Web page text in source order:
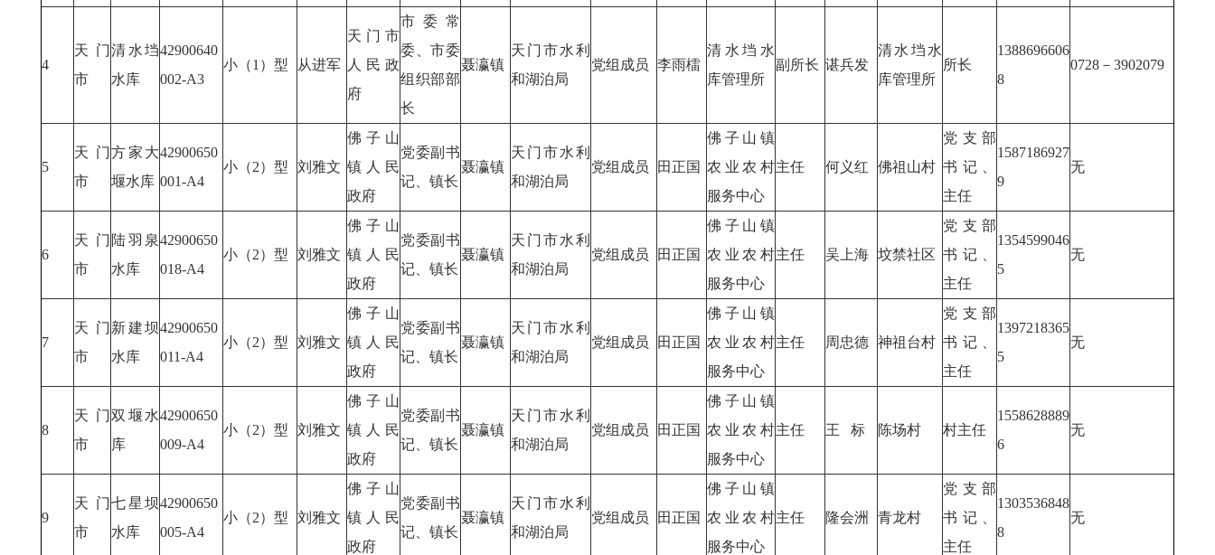
4
天门
市
清水垱
水库
42900640
002-A3
小（1）型 从进军
天门市
人民政
府
市委常
委、市委
组织部部
长
聂瀛镇
天门市水利
和湖泊局
党组成员 李雨檑
清水垱水
库管理所
副所长 谌兵发
清水垱水
库管理所
所长
1388696606
8
0728－3902079
5
天门
市
方家大
堰水库
42900650
001-A4
小（2）型 刘雅文
佛子山
镇人民
政府
党委副书
记、镇长
聂瀛镇
天门市水利
和湖泊局
党组成员 田正国
佛子山镇
农业农村
服务中心
主任 何义红 佛祖山村
党支部
书记、
主任
1587186927
9
无
6
天门
市
陆羽泉
水库
42900650
018-A4
小（2）型 刘雅文
佛子山
镇人民
政府
党委副书
记、镇长
聂瀛镇
天门市水利
和湖泊局
党组成员 田正国
佛子山镇
农业农村
服务中心
主任 吴上海 坟禁社区
党支部
书记、
主任
1354599046
5
无
7
天门
市
新建坝
水库
42900650
011-A4
小（2）型 刘雅文
佛子山
镇人民
政府
党委副书
记、镇长
聂瀛镇
天门市水利
和湖泊局
党组成员 田正国
佛子山镇
农业农村
服务中心
主任 周忠德 神祖台村
党支部
书记、
主任
1397218365
5
无
8
天门
市
双堰水
库
42900650
009-A4
小（2）型 刘雅文
佛子山
镇人民
政府
党委副书
记、镇长
聂瀛镇
天门市水利
和湖泊局
党组成员 田正国
佛子山镇
农业农村
服务中心
主任 王 标 陈场村 村主任
1558628889
6
无
9
天门
市
七星坝
水库
42900650
005-A4
小（2）型 刘雅文
佛子山
镇人民
政府
党委副书
记、镇长
聂瀛镇
天门市水利
和湖泊局
党组成员 田正国
佛子山镇
农业农村
服务中心
主任 隆会洲 青龙村
党支部
书记、
主任
1303536848
8
无